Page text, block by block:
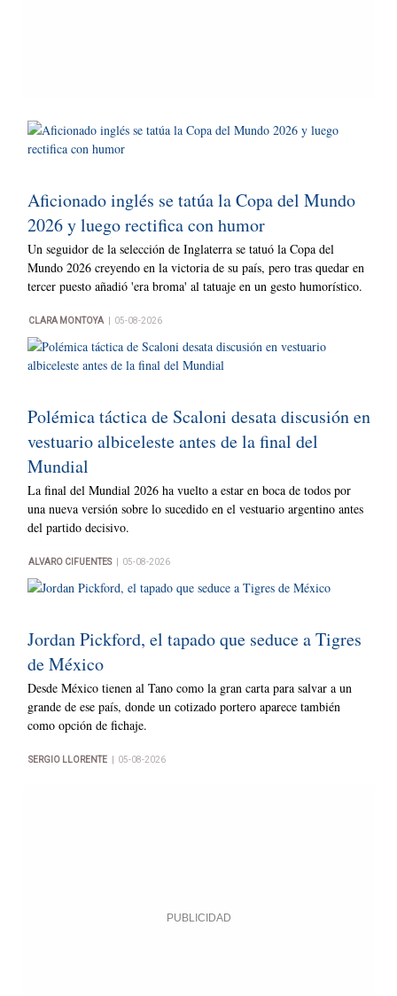
Aficionado inglés se tatúa la Copa del Mundo
2026 y luego rectifica con humor
Un seguidor de la selección de Inglaterra se tatuó la Copa del
Mundo 2026 creyendo en la victoria de su país, pero tras quedar en
tercer puesto añadió 'era broma' al tatuaje en un gesto humorístico.
CLARA MONTOYA | 05-08-2026
Polémica táctica de Scaloni desata discusión en
vestuario albiceleste antes de la final del
Mundial
La final del Mundial 2026 ha vuelto a estar en boca de todos por
una nueva versión sobre lo sucedido en el vestuario argentino antes
del partido decisivo.
ALVARO CIFUENTES | 05-08-2026
Jordan Pickford, el tapado que seduce a Tigres
de México
Desde México tienen al Tano como la gran carta para salvar a un
grande de ese país, donde un cotizado portero aparece también
como opción de fichaje.
SERGIO LLORENTE | 05-08-2026